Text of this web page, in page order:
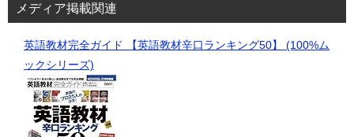
メディア掲載関連
英語教材完全ガイド 【英語教材辛口ランキング50】 (100%ム
ックシリーズ)